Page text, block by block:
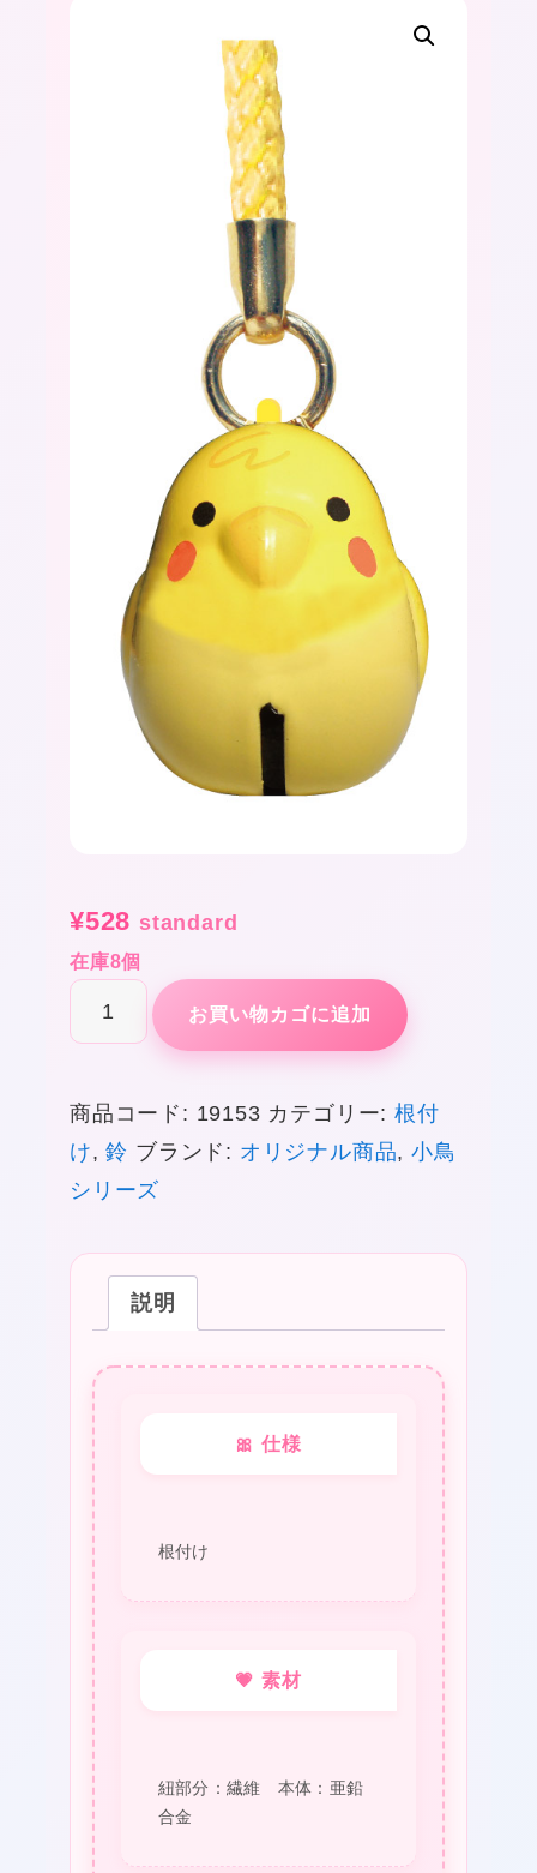
¥528 standard
在庫8個
と
鈴
オ
カ
イ
お買い物カゴに追加
商品コード: 19153 カテゴリー:根付
け,鈴 ブランド: オリジナル商品,小鳥
シリーズ
説明
🎀 仕様
根付け
💗 素材
紐部分：繊維 本体：亜鉛
合金
★